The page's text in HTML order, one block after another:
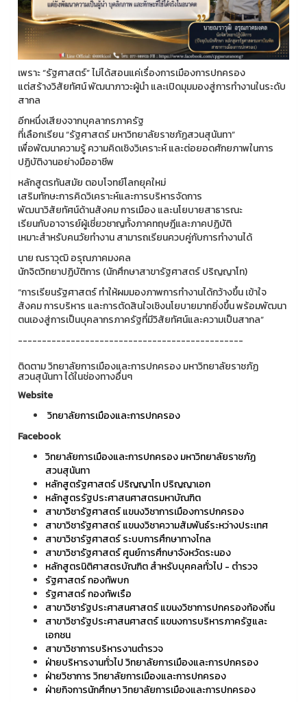
เพราะ “รัฐศาสตร์” ไม่ได้สอนแค่เรื่องการเมืองการปกครอง
แต่สร้างวิสัยทัศน์ พัฒนาภาวะผู้นำ และเปิดมุมมองสู่การทำงานในระดับ
สากล
อีกหนึ่งเสียงจากบุคลากรภาครัฐ
ที่เลือกเรียน “รัฐศาสตร์ มหาวิทยาลัยราชภัฏสวนสุนันทา”
เพื่อพัฒนาความรู้ ความคิดเชิงวิเคราะห์ และต่อยอดศักยภาพในการ
ปฏิบัติงานอย่างมืออาชีพ
หลักสูตรทันสมัย ตอบโจทย์โลกยุคใหม่
เสริมทักษะการคิดวิเคราะห์และการบริหารจัดการ
พัฒนาวิสัยทัศน์ด้านสังคม การเมือง และนโยบายสาธารณะ
เรียนกับอาจารย์ผู้เชี่ยวชาญทั้งภาคทฤษฎีและภาคปฏิบัติ
เหมาะสำหรับคนวัยทำงาน สามารถเรียนควบคู่กับการทำงานได้
นาย ณราวุฒิ อรุณภาคมงคล
นักจิตวิทยาปฏิบัติการ (นักศึกษาสาขารัฐศาสตร์ ปริญญาโท)
“การเรียนรัฐศาสตร์ ทำให้ผมมองภาพการทำงานได้กว้างขึ้น เข้าใจ
สังคม การบริหาร และการตัดสินใจเชิงนโยบายมากยิ่งขึ้น พร้อมพัฒนา
ตนเองสู่การเป็นบุคลากรภาครัฐที่มีวิสัยทัศน์และความเป็นสากล”
-----------------------------------------------
ติดตาม วิทยาลัยการเมืองและการปกครอง มหาวิทยาลัยราชภัฏ
สวนสุนันทา ได้ในช่องทางอื่นๆ
Website
วิทยาลัยการเมืองและการปกครอง
Facebook
วิทยาลัยการเมืองและการปกครอง มหาวิทยาลัยราชภัฏ
สวนสุนันทา
หลักสูตรัฐศาสตร์ ปริญญาโท ปริญญาเอก
หลักสูตรรัฐประศาสนศาสตรมหาบัณฑิต
สาขาวิชารัฐศาสตร์ แขนงวิชาการเมืองการปกครอง
สาขาวิชารัฐศาสตร์ แขนงวิชาความสัมพันธ์ระหว่างประเทศ
สาขาวิชารัฐศาสตร์ ระบบการศึกษาทางไกล
สาขาวิชารัฐศาสตร์ ศูนย์การศึกษาจังหวัดระนอง
หลักสูตรนิติศาสตรบัณฑิต สำหรับบุคคลทั่วไป - ตำรวจ
รัฐศาสตร์ กองทัพบก
รัฐศาสตร์ กองทัพเรือ
สาขาวิชารัฐประศาสนศาสตร์ แขนงวิชาการปกครองท้องถิ่น
สาขาวิชารัฐประศาสนศาสตร์ แขนงการบริหารภาครัฐและ
เอกชน
สาขาวิชาการบริหารงานตำรวจ
ฝ่ายบริหารงานทั่วไป วิทยาลัยการเมืองและการปกครอง
ฝ่ายวิชาการ วิทยาลัยการเมืองและการปกครอง
ฝ่ายกิจการนักศึกษา วิทยาลัยการเมืองและการปกครอง